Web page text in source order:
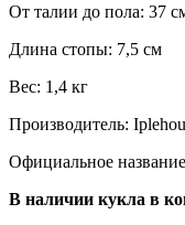
От талии до пола: 37
Длина стопы: 7,5 см
Вес: 1,4 кг
Производитель:
Официальное
В наличии кукла в